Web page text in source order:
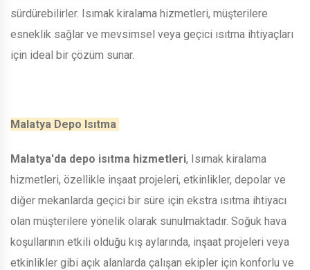
sürdürebilirler. Isımak kiralama hizmetleri, müşterilere
esneklik sağlar ve mevsimsel veya geçici ısıtma ihtiyaçları
için ideal bir çözüm sunar.
Malatya Depo Isıtma
Malatya'da depo isıtma hizmetleri, Isımak kiralama
hizmetleri, özellikle inşaat projeleri, etkinlikler, depolar ve
diğer mekanlarda geçici bir süre için ekstra ısıtma ihtiyacı
olan müşterilere yönelik olarak sunulmaktadır. Soğuk hava
koşullarının etkili olduğu kış aylarında, inşaat projeleri veya
etkinlikler gibi açık alanlarda çalışan ekipler için konforlu ve